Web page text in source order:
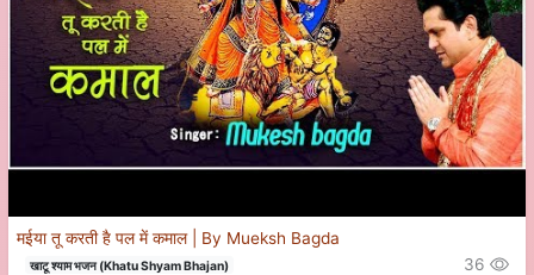
मईया तू करती है पल में कमाल | By Mueksh Bagda
खाटू श्याम भजन (Khatu Shyam Bhajan) 36